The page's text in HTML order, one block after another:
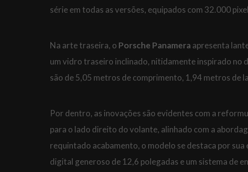
série em todas as versões, equipados com 32.000
Na arte traseira, o Porsche Panamera apresenta
um vidro traseiro inclinado, nitidamente inspirado no
são de 5,05 metros de comprimento, 1,94 metros de
Por dentro, as inovações são evidentes com a
para o lado direito do volante, alinhado com a
requintado acabamento, o modelo se destaca por
digital generoso de 12,6 polegadas e um sistema de